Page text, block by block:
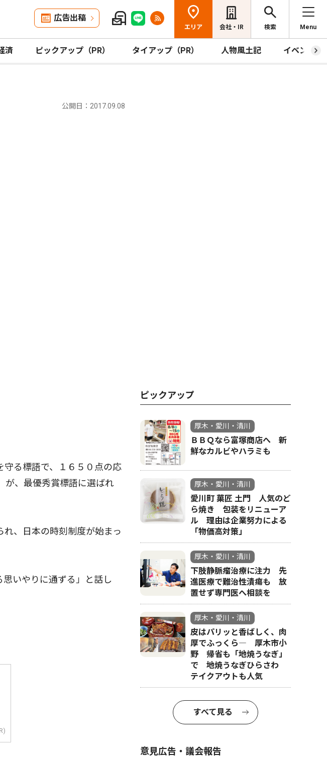
広告出稿
エリア 会社・IR 検索 Menu
済 ピックアップ（PR） タイアップ（PR） 人物風土記 イベント
公開日：2017.09.08
る標語で、１６５０点の応
、最優秀賞標語に選ばれ
、日本の時刻制度が始まっ
いやりに通ずる」と話し
ピックアップ
厚木・愛川・清川
ＢＢＱなら富塚商店へ 新
鮮なカルビやハラミも
厚木・愛川・清川
愛川町 菓匠 土門 人気のど
ら焼き 包装をリニューア
ル 理由は企業努力による
「物価高対策」
厚木・愛川・清川
下肢静脈瘤治療に注力 先
進医療で難治性潰瘍も 放
置せず専門医へ相談を
厚木・愛川・清川
皮はパリッと香ばしく、肉
厚でふっくら― 厚木市小
野 帰省も「地焼うなぎ」
で 地焼うなぎひらさわ
テイクアウトも人気
すべて見る
意見広告・議会報告